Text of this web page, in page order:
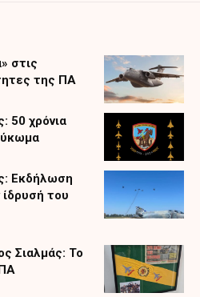
στις
της ΠΑ
50 χρόνια
Εκδήλωση
ίδρυσή του
Σιαλμάς: Το